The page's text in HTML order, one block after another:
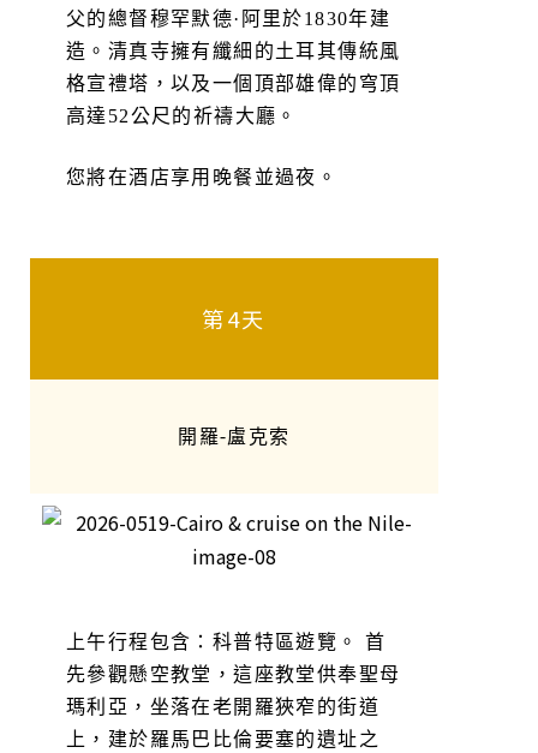
父的總督穆罕默德·阿里於1830年建
造。清真寺擁有纖細的土耳其傳統風
格宣禮塔，以及一個頂部雄偉的穹頂
高達52公尺的祈禱大廳。
您將在酒店享用晚餐並過夜。
第4天
開羅-盧克索
上午行程包含：科普特區遊覽。 首
先參觀懸空教堂，這座教堂供奉聖母
瑪利亞，坐落在老開羅狹窄的街道
上，建於羅馬巴比倫要塞的遺址之